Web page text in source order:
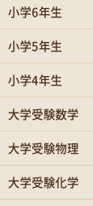
小学6年生
小学5年生
小学4年生
大学受験数学
大学受験物理
大学受験化学